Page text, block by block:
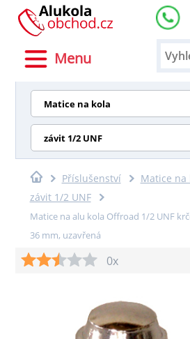
Menu
Matice na kola
závit 1/2 UNF
Příslušenství
Matice na
závit 1/2 UNF
Matice na alu kola Offroad 1/2 UNF
36 mm, uzavřená
0x